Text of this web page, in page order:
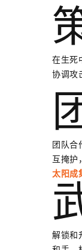
在生死
协调攻
团队合
互掩护
太阳成
解锁和